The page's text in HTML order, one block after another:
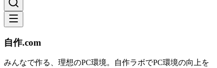
自作.com
みんなで作る、理想のPC環境。 自作ラボでPC環境の向上を